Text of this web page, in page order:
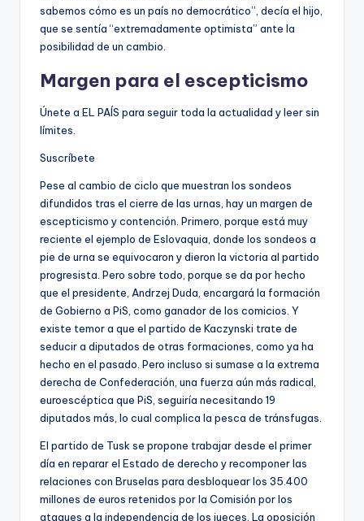
sabemos cómo es un país no democrático”, decía el hijo,
que se sentía “extremadamente optimista” ante la
posibilidad de un cambio.
Margen para el escepticismo
Únete a EL PAÍS para seguir toda la actualidad y leer sin
límites.
Suscríbete
Pese al cambio de ciclo que muestran los sondeos
difundidos tras el cierre de las urnas, hay un margen de
escepticismo y contención. Primero, porque está muy
reciente el ejemplo de Eslovaquia, donde los sondeos a
pie de urna se equivocaron y dieron la victoria al partido
progresista. Pero sobre todo, porque se da por hecho
que el presidente, Andrzej Duda, encargará la formación
de Gobierno a PiS, como ganador de los comicios. Y
existe temor a que el partido de Kaczynski trate de
seducir a diputados de otras formaciones, como ya ha
hecho en el pasado. Pero incluso si sumase a la extrema
derecha de Confederación, una fuerza aún más radical,
euroescéptica que PiS, seguiría necesitando 19
diputados más, lo cual complica la pesca de tránsfugas.
El partido de Tusk se propone trabajar desde el primer
día en reparar el Estado de derecho y recomponer las
relaciones con Bruselas para desbloquear los 35.400
millones de euros retenidos por la Comisión por los
ataques a la independencia de los jueces. La oposición